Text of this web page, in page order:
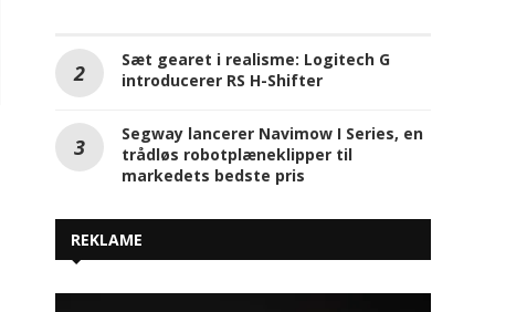
Sæt gearet i realisme: Logitech G
introducerer RS H-Shifter
Segway lancerer Navimow I Series, en
trådløs robotplæneklipper til
markedets bedste pris
REKLAME